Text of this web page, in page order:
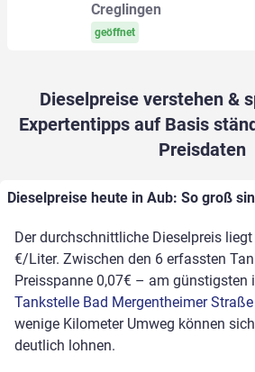
Creglingen
geöffnet
Dieselpreise verstehen &
Expertentipps auf Basis
Preisdaten
Dieselpreise heute in Aub: So groß
Der durchschnittliche Dieselpreis
€/Liter. Zwischen den 6 erfassten
Preisspanne 0,07€ – am günstigsten
Tankstelle Bad Mergentheimer
wenige Kilometer Umweg können
deutlich lohnen.